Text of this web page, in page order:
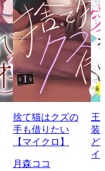
捨て猫はクズの
手も借りたい
【マイクロ】
月森ココ
王
装
ど
イ